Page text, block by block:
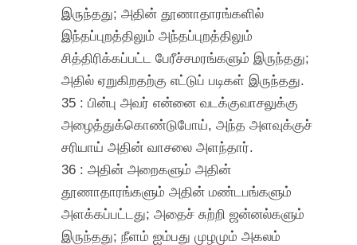
இருந்தது; அதின் தூணாதாரங்களில்
இந்தப்புறத்திலும் அந்தப்புறத்திலும்
சித்திரிக்கப்பட்ட பேரீச்சமரங்களும் இருந்தது;
அதில் ஏறுகிறதற்கு எட்டுப் படிகள் இருந்தது.
35 : பின்பு அவர் என்னை வடக்குவாசலுக்கு
அழைத்துக்கொண்டுபோய், அந்த அளவுக்குச்
சரியாய் அதின் வாசலை அளந்தார்.
36 : அதின் அறைகளும் அதின்
தூணாதாரங்களும் அதின் மண்டபங்களும்
அளக்கப்பட்டது; அதைச் சுற்றி ஜன்னல்களும்
இருந்தது; நீளம் ஐம்பது முழமும் அகலம்